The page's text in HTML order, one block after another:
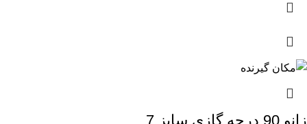
زانو 90 درجه گازی سایز 7